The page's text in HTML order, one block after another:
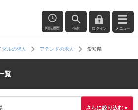
閲覧履歴 検索 ログイン メニュー
ダルの求人 アテンドの求人 愛知県
覧
さらに絞り込む▼